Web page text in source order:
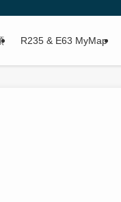
R235 & E63 MyMap